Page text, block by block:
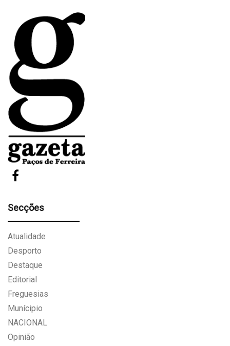
Secções
Atualidade
Desporto
Destaque
Editorial
Freguesias
Munícipio
NACIONAL
Opinião